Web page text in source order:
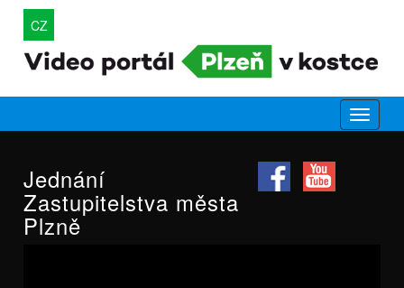
CZ
Jednání
Zastupitelstva města
Plzně